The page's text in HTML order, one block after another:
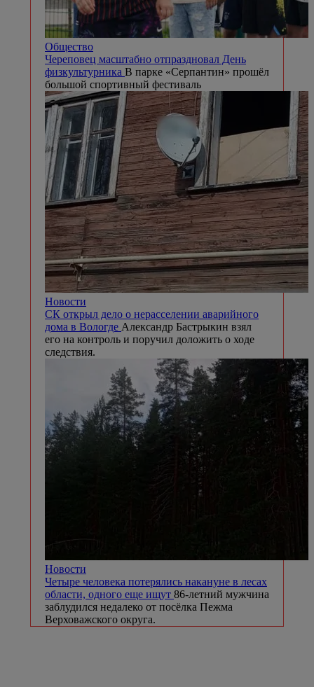
Общество
Череповец масштабно отпраздновал День
физкультурника В парке «Серпантин» прошёл
большой спортивный фестиваль
Новости
СК открыл дело о нерасселении аварийного
дома в Вологде Александр Бастрыкин взял
его на контроль и поручил доложить о ходе
следствия.
Новости
Четыре человека потерялись накануне в лесах
области, одного еще ищут 86-летний мужчина
заблудился недалеко от посёлка Пежма
Верховажского округа.